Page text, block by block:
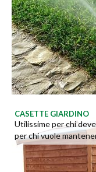
CASETTE GIARDINO
Utilissime per chi
per chi vuole